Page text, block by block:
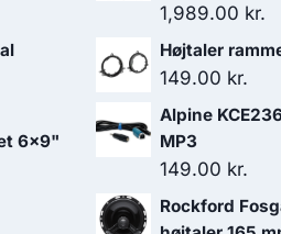
6x9"
1,989.00 kr.
Højtaler
149.00 kr.
Alpine
MP3
149.00 kr.
Rockford